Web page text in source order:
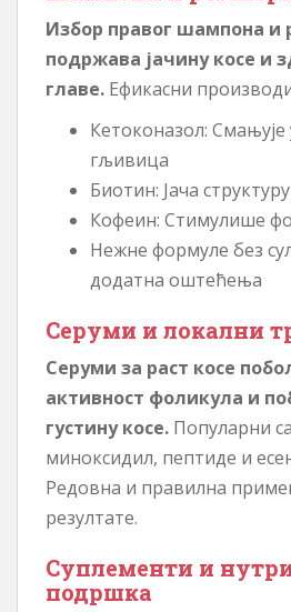
Избор правог шампона и
подржава јачину косе и
главе. Ефикасни
Кетоконазол: Смањује
гљивица
Биотин: Јача
Кофеин: Стимулише
Нежне формуле без
додатна оштећења
Серуми и локални
Серуми за раст косе
активност фоликула и
густину косе. Популарни
миноксидил, пептиде и
Редовна и правилна
резултате.
Суплементи и
подршка